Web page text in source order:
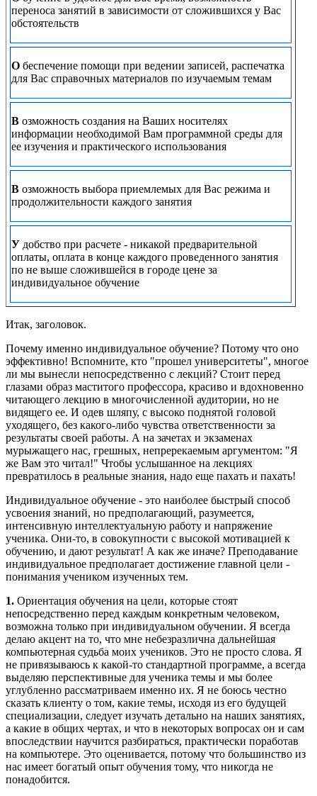
переноса занятий в зависимости от сложившихся у Вас
обстоятельств
Обеспечение помощи при ведении записей, распечатка
для Вас справочных материалов по изучаемым темам
Возможность создания на Ваших носителях
информации необходимой Вам программной среды для
ее изучения и практического использования
Возможность выбора приемлемых для Вас режима и
продолжительности каждого занятия
У добство при расчете - никакой предварительной
оплаты, оплата в конце каждого проведенного занятия
по не выше сложившейся в городе цене за
индивидуальное обучение
Итак, заголовок.
Почему именно индивидуальное обучение? Потому что оно
эффективно! Вспомните, кто "прошел университеты", многое
ли мы вынесли непосредственно с лекций? Стоит перед
глазами образ маститого профессора, красиво и вдохновенно
читающего лекцию в многочисленной аудитории, но не
видящего ее. И одев шляпу, с высоко поднятой головой
уходящего, без какого-либо чувства ответственности за
результаты своей работы. А на зачетах и экзаменах
мурыжащего нас, грешных, непререкаемым аргументом: "Я
же Вам это читал!" Чтобы услышанное на лекциях
превратилось в реальные знания, надо еще пахать и пахать!
Индивидуальное обучение - это наиболее быстрый способ
усвоения знаний, но предполагающий, разумеется,
интенсивную интеллектуальную работу и напряжение
ученика. Они-то, в совокупности с высокой мотивацией к
обучению, и дают результат! А как же иначе? Преподавание
индивидуальное предполагает достижение главной цели -
понимания учеником изученных тем.
1. Ориентация обучения на цели, которые стоят
непосредственно перед каждым конкретным человеком,
возможна только при индивидуальном обучении. Я всегда
делаю акцент на то, что мне небезразлична дальнейшая
компьютерная судьба моих учеников. Это не просто слова. Я
не привязываюсь к какой-то стандартной программе, а всегда
выделяю перспективные для ученика темы и мы более
углубленно рассматриваем именно их. Я не боюсь честно
сказать клиенту о том, какие темы, исходя из его будущей
специализации, следует изучать детально на наших занятиях,
а какие в общих чертах, и что в некоторых вопросах он и сам
впоследствии научится разбираться, практически поработав
на компьютере. Это оценивается, потому что большинство из
нас имеет богатый опыт обучения тому, что никогда не
понадобится.